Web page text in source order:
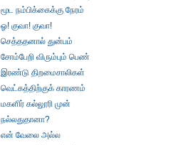
மூட நம்பிக்கைக்கு நேரம்
ஓ! குவா! குவா!
செத்ததனால் துன்பம்
சோம்பேறி விரும்பும் பெண்
இரண்டு திறமைசாலிகள்
வெட்கத்திற்குக் காரணம்
மகளிர் கல்லூரி முன்
நல்லதுதானா?
என் வேலை அல்ல